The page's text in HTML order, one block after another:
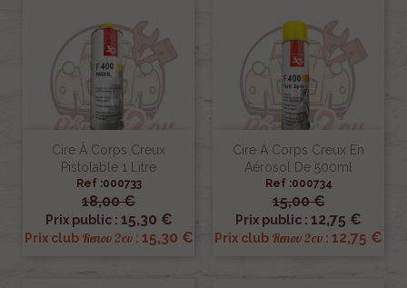
Cire À Corps Creux
Pistolable 1 Litre
Ref :000733
18,00 €
Prix public : 15,30 €
Prix club Renov 2cv: 15,30 €
Cire À Corps Creux En
Aérosol De 500ml
Ref :000734
15,00 €
Prix public : 12,75 €
Prix club Renov 2cv : 12,75 €